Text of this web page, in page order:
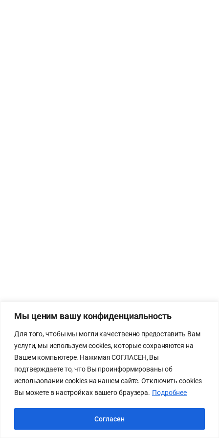
Мы ценим вашу конфиденциальность
Для того, чтобы мы могли качественно предоставить Вам
услуги, мы используем cookies, которые сохраняются на
Вашем компьютере. Нажимая СОГЛАСЕН, Вы
подтверждаете то, что Вы проинформированы об
использовании cookies на нашем сайте. Отключить cookies
Вы можете в настройках вашего браузера. Подробнее
Согласен